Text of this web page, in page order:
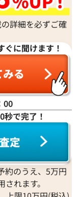
詳細を必ずご確
ぐに聞けます！
00
で完了！
約のうえ、5万円
れます。